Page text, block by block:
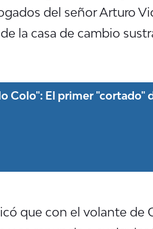
del señor Arturo
la casa de cambio
Colo": El primer "cortado"
que con el volante de